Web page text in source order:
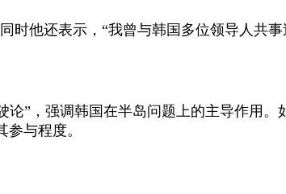
时他还表示，“我曾与韩国多位领导人共
”，强调韩国在半岛问题上的主导作用
与程度。